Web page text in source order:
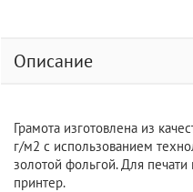
Описание
Грамота изготовлена из
г/м2 с использованием
золотой фольгой. Для
принтер.